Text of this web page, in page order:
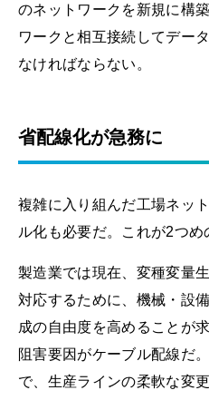
のネットワークを新規に構
ワークと相互接続してデー
なければならない。
省配線化が急務に
複雑に入り組んだ工場ネッ
ル化も必要だ。これが2つめ
製造業では現在、変種変量
対応するために、機械・設
成の自由度を高めることが
阻害要因がケーブル配線だ
で、生産ラインの柔軟な変